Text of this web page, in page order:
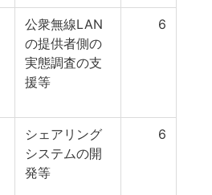
公衆無線LAN
の提供者側の
実態調査の支
援等
6
シェアリング
システムの開
発等
6